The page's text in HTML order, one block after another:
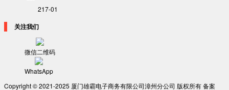
217-01
关注我们
微信二维码
WhatsApp
Copyright © 2021-2025 厦门雄霸电子商务有限公司漳州分公司 版权所有 备案